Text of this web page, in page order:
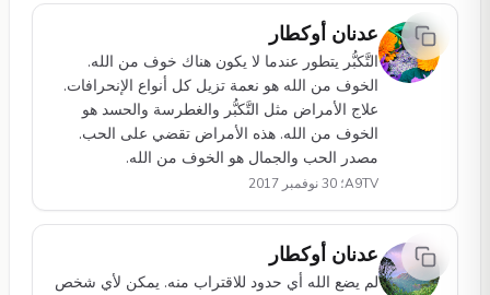
عدنان أوكطار
التَّكبُّر يتطور عندما لا يكون هناك خوف من الله.
الخوف من الله هو نعمة تزيل كل أنواع الإنحرافات.
علاج الأمراض مثل التَّكبُّر والغطرسة والحسد هو
الخوف من الله. هذه الأمراض تقضي على الحب.
مصدر الحب والجمال هو الخوف من الله.
A9TV؛ 30 نوفمبر 2017
عدنان أوكطار
لم يضع الله أي حدود للاقتراب منه. يمكن لأي شخص